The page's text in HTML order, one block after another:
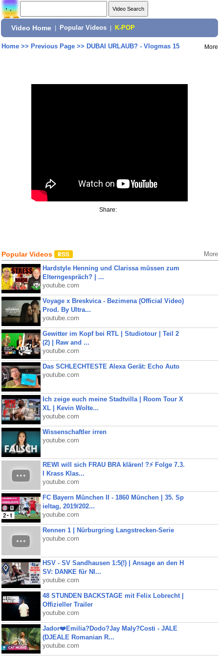
Video Home Popular Videos K-POP
Home>> Previous Page>> DUBAI URLAUB? - Vlogmas 15 More
Share:
Popular Videos More
Hardstyle Henning und Clarissa müssen zum
Elterngespräch? | ...
youtube.com
Voyage x Breskvica - Bezimena (Official Video)
Prod. By Ultra...
youtube.com
Gewitter im Kopf bei RTL | Studiotour | Teil 2
(2) | Raw and ...
youtube.com
Das SCHLECHTESTE Alexa Gerät: Echo Auto
youtube.com
Ich zeige euch meine Stadtvilla | Room Tour X
XL | Kevin Wolte...
youtube.com
Wissenschaftler irren
youtube.com
REWI will sich FRAU BRA klären! ?⚡️ Folge 7.3.
I Krass Klas...
youtube.com
FC Bayern München II - 1860 München | 35. Sp
ieltag, 2019/202...
youtube.com
Rennen 1 | Nürburgring Langstrecken-Serie
youtube.com
HSV - SV Sandhausen 1:5(!) | Ansage an den H
SV: DANKE für NI...
youtube.com
48 STUNDEN BACKSTAGE mit Felix Lobrecht |
Offizieller Trailer
youtube.com
Jador❤️Emilia?Dodo?Jay Maly?Costi - JALE
(DJEALE Romanian R...
youtube.com